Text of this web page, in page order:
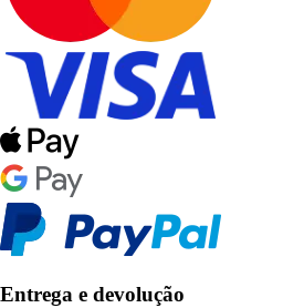
Entrega e devolução